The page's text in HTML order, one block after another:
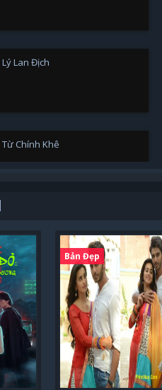
Lý Lan Địch
Từ Chính Khê
Bản Đẹp